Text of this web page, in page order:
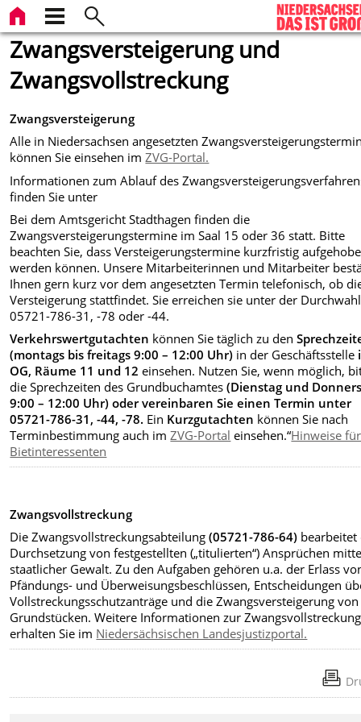
Zwangsversteigerung und
Zwangsvollstreckung
Zwangsversteigerung
Alle in Niedersachsen angesetzten
können Sie einsehen imZVG-Portal.
Informationen zum Ablauf des
finden Sie unter
Bei dem Amtsgericht Stadthagen finden die
Zwangsversteigerungstermine im Saal 15 oder 36 statt. Bitte
beachten Sie, dass Versteigerungstermine kurzfristig
werden können. Unsere Mitarbeiterinnen und Mitarbeiter
Ihnen gern kurz vor dem angesetzten Termin telefonisch, ob
Versteigerung stattfindet. Sie erreichen sie unter der Durchwahl
05721-786-31, -78 oder -44.
Verkehrswertgutachten können Sie täglich zu den
(montags bis freitags 9:00 – 12:00 Uhr) in der Geschäftsstelle
OG, Räume 11 und 12 einsehen. Nutzen Sie, wenn möglich,
die Sprechzeiten des Grundbuchamtes(Dienstag und
9:00 – 12:00 Uhr) oder vereinbaren Sie einen Termin unter
05721-786-31, -44, -78. Ein Kurzgutachten können Sie nach
Terminbestimmung auch imZVG-Portal einsehen.“Hinweise für
Bietinteressenten
Zwangsvollstreckung
DieZwangsvollstreckungsabteilung(05721-786-64) bearbeitet
Durchsetzung von festgestellten („titulierten“) Ansprüchen
staatlicher Gewalt. Zu den Aufgaben gehören u.a. der Erlass
Pfändungs- und Überweisungsbeschlüssen, Entscheidungen
Vollstreckungsschutzanträge und die Zwangsversteigerung von
Grundstücken. Weitere Informationen zur Zwangsvollstreckung
erhalten Sie im Niedersächsischen Landesjustizportal.